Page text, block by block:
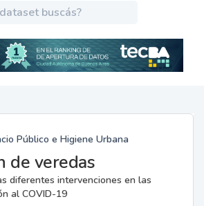
Público e Higiene Urbana
de veredas
diferentes intervenciones en las
al COVID-19